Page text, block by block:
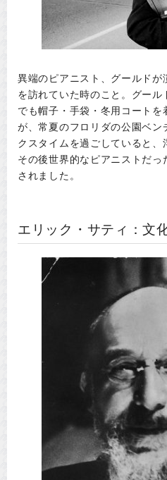
異端のピアニスト、グールドが
を訪れていた時のこと。グー
でも帽子・手袋・冬用コート
が、常夏のフロリダの公園ベン
クスタイムを過ごしていると、
その後世界的なピアニストだ
されました。
エリック・サティ：文